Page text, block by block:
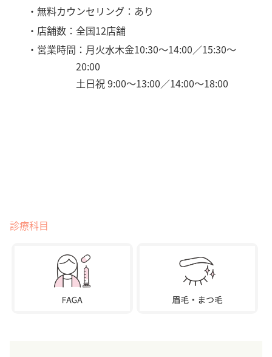
・無料カウンセリング：あり
・店舗数：全国12店舗
・営業時間：月火水木金10:30～14:00／15:30～
20:00
土日祝 9:00～13:00／14:00～18:00
診療科目